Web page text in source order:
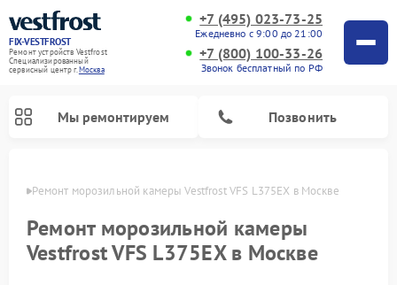
FIX-VESTFROST
Ремонт устройств Vestfrost
Специализированный
cервисный центр г.Москва
+7 (495) 023-73-25
Ежедневно с 9:00 до 21:00
+7 (800) 100-33-26
Звонок бесплатный по РФ
Мы ремонтируем Позвонить
Ремонт морозильной камеры Vestfrost VFS L375EX в Москве
Ремонт морозильной камеры
Vestfrost VFS L375EX в Москве